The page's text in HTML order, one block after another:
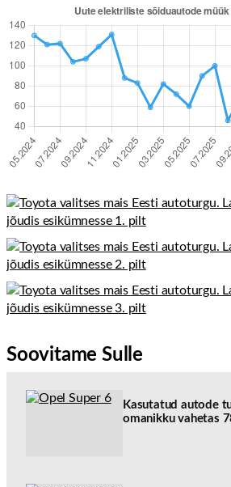
Soovitame Sulle
Kasutatud autode
omanikku vahetas